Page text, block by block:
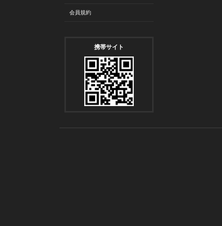
会員規約
携帯サイト